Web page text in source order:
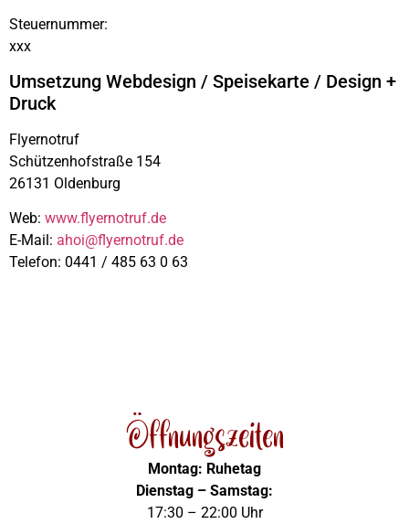
Steuernummer:
xxx
Umsetzung Webdesign / Speisekarte / Design +
Druck
Flyernotruf
Schützenhofstraße 154
26131 Oldenburg
Web: www.flyernotruf.de
E-Mail: ahoi@flyernotruf.de
Telefon: 0441 / 485 63 0 63
Öffnungszeiten
Montag: Ruhetag
Dienstag – Samstag:
17:30 – 22:00 Uhr